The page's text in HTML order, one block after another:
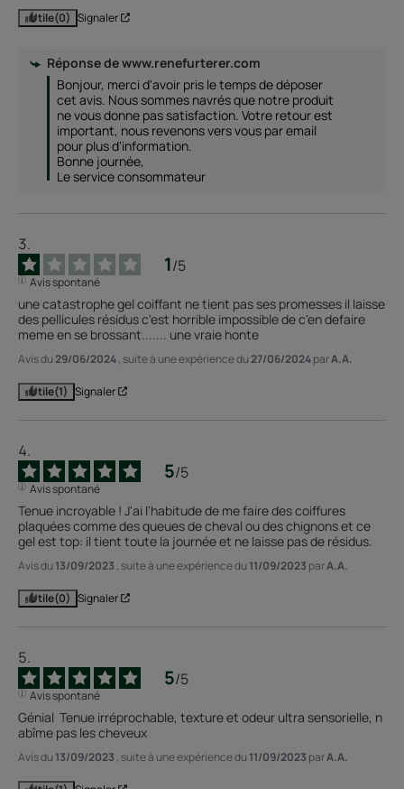
Utile(0) Signaler
Réponse dewww.renefurterer.com
Bonjour, merci d'avoir pris le temps de déposer
cet avis. Nous sommes navrés que notre produit
ne vous donne pas satisfaction. Votre retour est
important, nous revenons vers vous par email
pour plus d'information.
Bonne journée,
Le service consommateur
1/5
Avis spontané
une catastrophe gel coiffant ne tient pas ses promesses il laisse
des pellicules résidus c'est horrible impossible de c'en defaire
meme en se brossant....... une vraie honte
Avis du29/06/2024, suite à une expérience du27/06/2024parA.A.
Utile(1) Signaler
5/5
Avis spontané
Tenue incroyable ! J'ai l'habitude de me faire des coiffures
plaquées comme des queues de cheval ou des chignons et ce
gel est top: il tient toute la journée et ne laisse pas de résidus.
Avis du 13/09/2023 , suite à une expérience du 11/09/2023 parA.A.
Utile(0) Signaler
5/5
Avis spontané
Génial  Tenue irréprochable, texture et odeur ultra sensorielle, n
abîme pas les cheveux
Avis du 13/09/2023 , suite à une expérience du 11/09/2023 parA.A.